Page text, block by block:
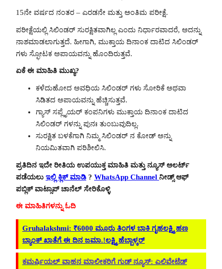
15ನೇ ವರ್ಷದ ನಂತರ – ಎರಡನೇ ಮತ್ತು ಅಂತಿಮ ಪರೀಕ್ಷೆ.
ಪರೀಕ್ಷೆಯಲ್ಲಿ ಸಿಲಿಂಡರ್ ಸುರಕ್ಷಿತವಾಗಿಲ್ಲ ಎಂದು ನಿರ್ಧಾರವಾದರೆ, ಅದನ್ನು
ನಾಶಮಾಡಲಾಗುತ್ತದೆ. ಹೀಗಾಗಿ, ಮುಕ್ತಾಯ ದಿನಾಂಕ ದಾಟಿದ ಸಿಲಿಂಡರ್
ಗಳು ಸ್ಫೋಟಕ ಅಪಾಯವನ್ನು ಹೊಂದಿರುತ್ತವೆ.
ಏಕೆ ಈ ಮಾಹಿತಿ ಮುಖ್ಯ?
ಕಳೆದುಹೋದ ಅವಧಿಯ ಸಿಲಿಂಡರ್ ಗಳು ಸೋರಿಕೆ ಅಥವಾ
ಸಿಡಿತದ ಅಪಾಯವನ್ನು ಹೆಚ್ಚಿಸುತ್ತವೆ.
ಗ್ಯಾಸ್ ಸಪ್ಲೈಯರ್ ಕಂಪನಿಗಳು ಮುಕ್ತಾಯ ದಿನಾಂಕ ದಾಟಿದ
ಸಿಲಿಂಡರ್ ಗಳನ್ನು ಪುನಃ ತುಂಬುವುದಿಲ್ಲ.
ಸುರಕ್ಷಿತ ಬಳಕೆಗಾಗಿ ನಿಮ್ಮ ಸಿಲಿಂಡರ್ ನ ಕೋಡ್ ಅನ್ನು
ನಿಯಮಿತವಾಗಿ ಪರಿಶೀಲಿಸಿ.
ಪ್ರತಿದಿನ ಇದೇ ರೀತಿಯ ಉಪಯುಕ್ತ ಮಾಹಿತಿ ಮತ್ತು ನ್ಯೂಸ್ ಅಲರ್ಟ್
ಪಡೆಯಲು ಇಲ್ಲಿ ಕ್ಲಿಕ್ ಮಾಡಿ ? WhatsApp Channel ನೀಡ್ಸ್ ಆಫ್
ಪಬ್ಲಿಕ್ ವಾಟ್ಸಾಪ್ ಚಾನೆಲ್ ಸೇರಿಕೊಳ್ಳಿ
ಈ ಮಾಹಿತಿಗಳನ್ನು ಓದಿ
Gruhalakshmi: ₹6000 ಮೂರು ತಿಂಗಳ ಬಾಕಿ ಗೃಹಲಕ್ಷ್ಮಿ ಹಣ
ಬ್ಯಾಂಕ್ ಖಾತೆಗೆ ಈ ದಿನ ಜಮಾ.!ಲಕ್ಷ್ಮಿ ಹೆಬ್ಬಾಳ್ಕರ್
ಕಮರ್ಷಿಯಲ್ ವಾಹನ ಮಾಲೀಕರಿಗೆ ಗುಡ್ ನ್ಯೂಸ್: ಎಲಿವೇಟೆಡ್